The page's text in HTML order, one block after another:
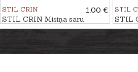
STIL CRIN
1.00 €
STIL CRIN Misiņa saru
birstīte kal. 9mm
STIL
STIL
kal. .12